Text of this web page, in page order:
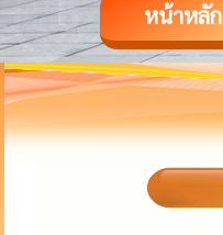
หน้าหลัก